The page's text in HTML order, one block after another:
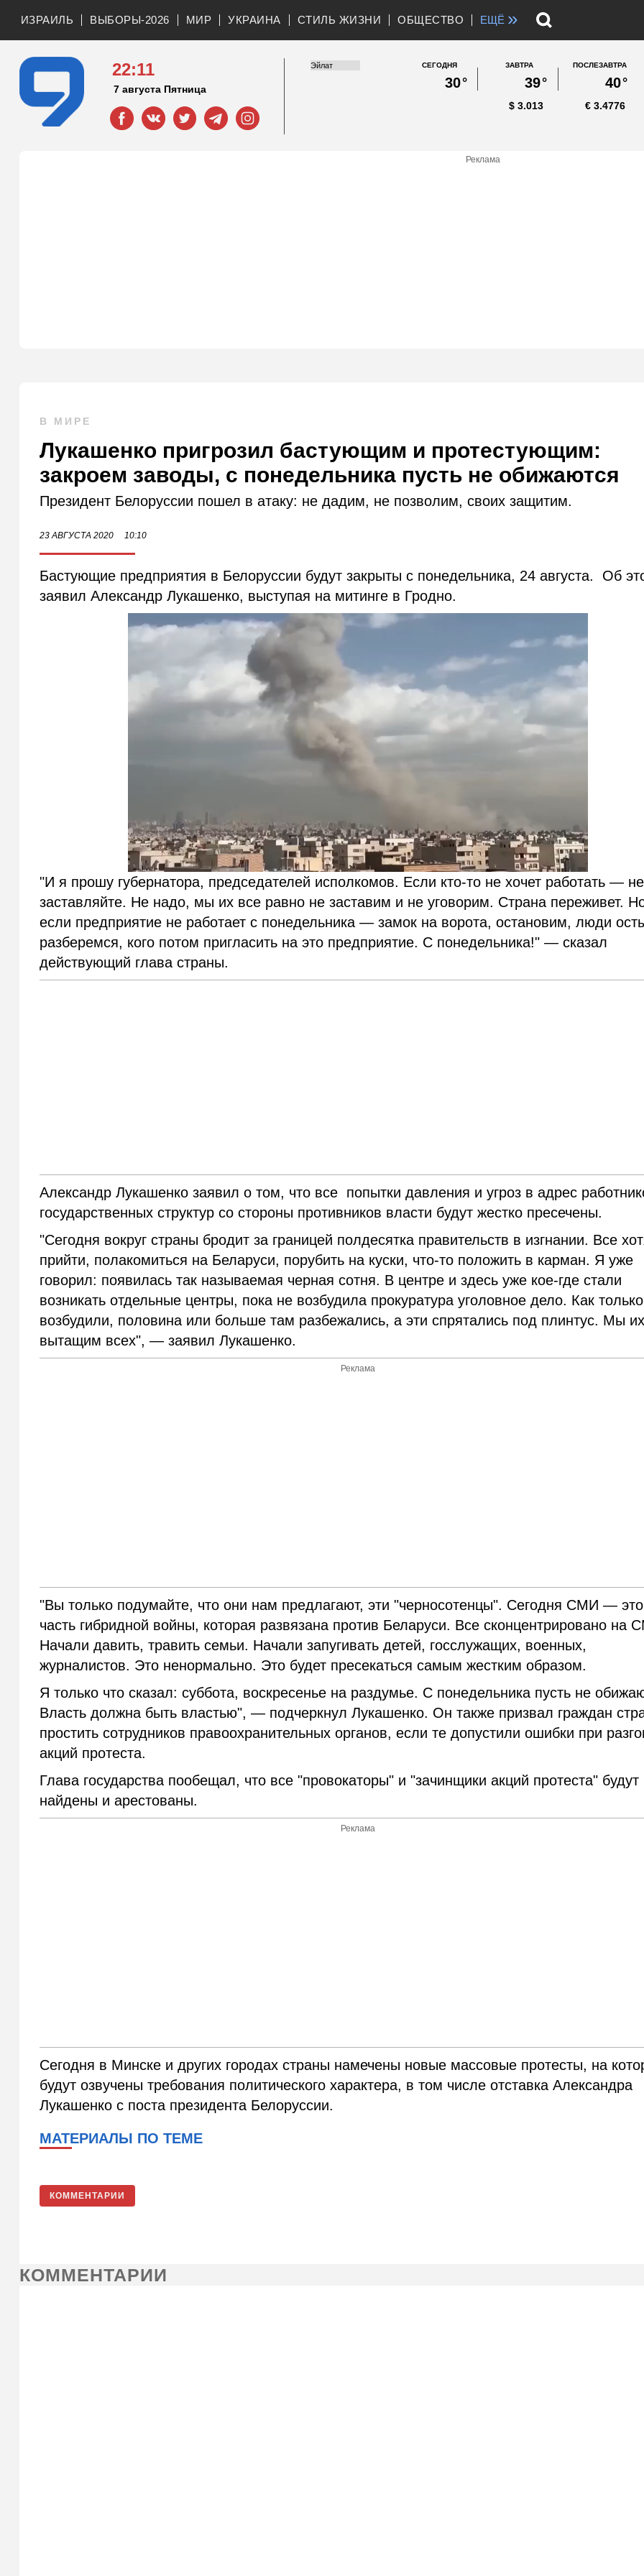
ИЗРАИЛЬ ВЫБОРЫ-2026 МИР УКРАИНА СТИЛЬ ЖИЗНИ ОБЩЕСТВО ЕЩЁ »
22:11
7 августа Пятница
СЕГОДНЯ
30°
ЗАВТРА
39°
ПОСЛЕЗАВТРА
40°
3.013
$ 3.4776
€
Реклама
В МИРЕ
Лукашенко пригрозил бастующим и протестующим:
закроем заводы, с понедельника пусть не обижаются
Президент Белоруссии пошел в атаку: не дадим, не позволим, своих защитим.
23 АВГУСТА 2020 10:10
Бастующие предприятия в Белоруссии будут закрыты с понедельника, 24 августа. Об
заявил Александр Лукашенко, выступая на митинге в Гродно.
"И я прошу губернатора, председателей исполкомов. Если кто-то не хочет работать — не
заставляйте. Не надо, мы их все равно не заставим и не уговорим. Страна переживет.
если предприятие не работает с понедельника — замок на ворота, остановим, люди
разберемся, кого потом пригласить на это предприятие. С понедельника!" — сказал
действующий глава страны.
Александр Лукашенко заявил о том, что все попытки давления и угроз в адрес
государственных структур со стороны противников власти будут жестко пресечены.
"Сегодня вокруг страны бродит за границей полдесятка правительств в изгнании. Все
прийти, полакомиться на Беларуси, порубить на куски, что-то положить в карман. Я уже
говорил: появилась так называемая черная сотня. В центре и здесь уже кое-где стали
возникать отдельные центры, пока не возбудила прокуратура уголовное дело. Как только
возбудили, половина или больше там разбежались, а эти спрятались под плинтус. Мы их
вытащим всех", — заявил Лукашенко.
Реклама
"Вы только подумайте, что они нам предлагают, эти "черносотенцы". Сегодня СМИ — это
часть гибридной войны, которая развязана против Беларуси. Все сконцентрировано на
Начали давить, травить семьи. Начали запугивать детей, госслужащих, военных,
журналистов. Это ненормально. Это будет пресекаться самым жестким образом.
Я только что сказал: суббота, воскресенье на раздумье. С понедельника пусть не
Власть должна быть властью", — подчеркнул Лукашенко. Он также призвал граждан
простить сотрудников правоохранительных органов, если те допустили ошибки при
акций протеста.
Глава государства пообещал, что все "провокаторы" и "зачинщики акций протеста" будут
найдены и арестованы.
Реклама
Сегодня в Минске и других городах страны намечены новые массовые протесты, на
будут озвучены требования политического характера, в том числе отставка Александра
Лукашенко с поста президента Белоруссии.
МАТЕРИАЛЫ ПО ТЕМЕ
КОММЕНТАРИИ
КОММЕНТАРИИ